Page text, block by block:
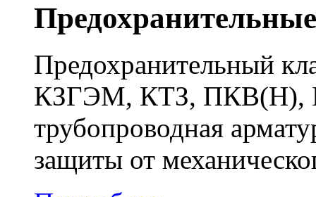
Предохранительный
КЗГЭМ, КТЗ,
трубопроводная
защиты от